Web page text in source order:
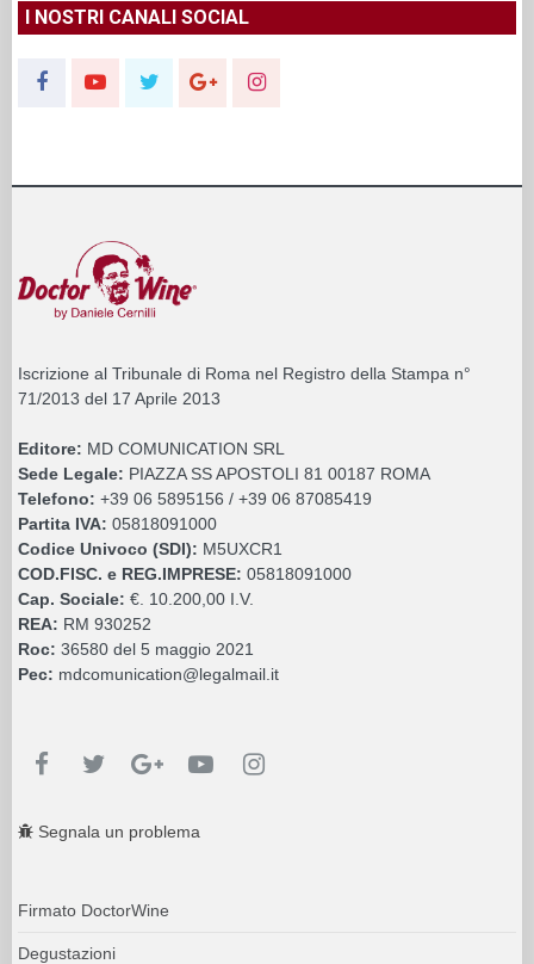
I NOSTRI CANALI SOCIAL
Iscrizione al Tribunale di Roma nel Registro della Stampa n°
71/2013 del 17 Aprile 2013
Editore: MD COMUNICATION SRL
Sede Legale: PIAZZA SS APOSTOLI 81 00187 ROMA
Telefono: +39 06 5895156 / +39 06 87085419
Partita IVA: 05818091000
Codice Univoco (SDI): M5UXCR1
COD.FISC. e REG.IMPRESE: 05818091000
Cap. Sociale: €. 10.200,00 I.V.
REA: RM 930252
Roc: 36580 del 5 maggio 2021
Pec: mdcomunication@legalmail.it
Segnala un problema
Firmato DoctorWine
Degustazioni